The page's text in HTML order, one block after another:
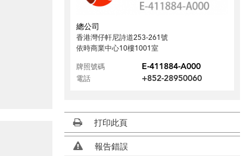
總公司
香港灣仔軒尼詩道253-261號
依時商業中心10樓1001室
牌照號碼
E-411884-A000
電話 +852-28950060
打印此頁
報告錯誤